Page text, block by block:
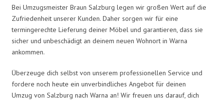
Bei Umzugsmeister Braun Salzburg legen wir großen Wert auf die
Zufriedenheit unserer Kunden. Daher sorgen wir für eine
termingerechte Lieferung deiner Möbel und garantieren, dass sie
sicher und unbeschädigt an deinem neuen Wohnort in Warna
ankommen.
Überzeuge dich selbst von unserem professionellen Service und
fordere noch heute ein unverbindliches Angebot für deinen
Umzug von Salzburg nach Warna an! Wir freuen uns darauf, dich